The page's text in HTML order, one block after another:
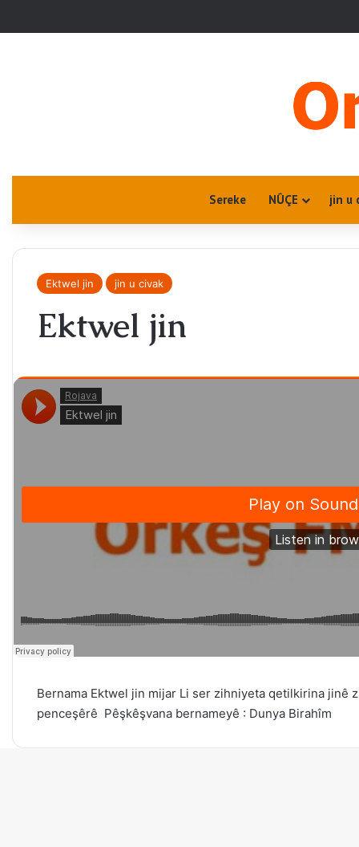
Sereke NÛÇE jin u
Ektwel jin jin u civak
Ektwel jin
Bernama Ektwel jin mijar Li ser zihniyeta qetilkirina jinê
penceşêrê Pêşkêşvana bernameyê : Dunya Birahîm